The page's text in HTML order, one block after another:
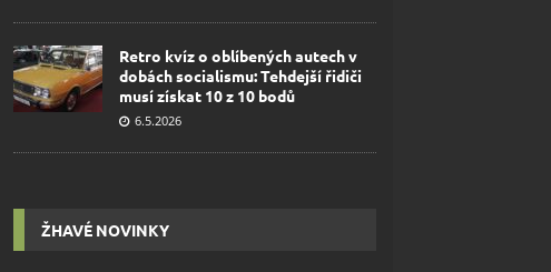
Retro kvíz o oblíbených autech v
dobách socialismu: Tehdejší řidiči
musí získat 10 z 10 bodů
6.5.2026
ŽHAVÉ NOVINKY